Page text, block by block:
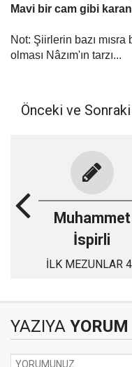
Mavi bir cam gibi
Not: Şiirlerin bazı mısra
olması Nâzım'ın tarzı...
Önceki ve Sonraki
Muhammet
İspirli
İLK MEZUNLAR
YAZIYA